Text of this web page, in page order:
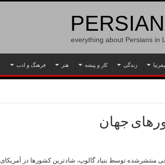
everything about Persians in
زندگی کار و پیشه هنر فرهنگ و ادب
جهان
منتشرشده توسط بنیاد گالوپ، شادترین کشورها در آمریکای